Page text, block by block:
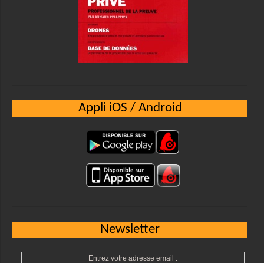
Appli iOS / Android
Newsletter
Entrez votre adresse email :